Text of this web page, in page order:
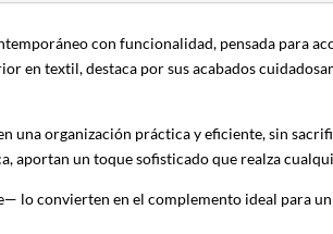
con funcionalidad, pensada para
en textil, destaca por sus acabados
organización práctica y eficiente, sin
aportan un toque sofisticado que realza
lo convierten en el complemento ideal para